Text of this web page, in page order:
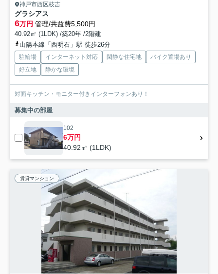
神戸市西区枝吉
グラシアス
6万円 管理/共益費5,500円
40.92㎡ (1LDK) /築20年 /2階建
山陽本線「西明石」駅 徒歩26分
駐輪場 インターネット対応 閑静な住宅地
バイク置場あり
好立地
静かな環境
対面キッチン・モニター付きインターフォンあり！
募集中の部屋
102
6万円
40.92㎡ (1LDK)
賃貸マンション